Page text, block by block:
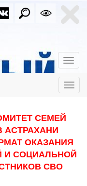
СЕМЕЙ
АСТРАХАНИ
ОКАЗАНИЯ
И СОЦИАЛЬНОЙ
СВО